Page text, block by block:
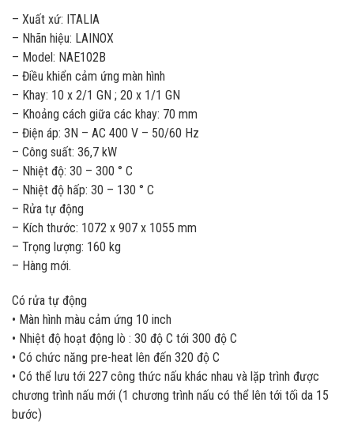
– Xuất xứ: ITALIA
– Nhãn hiệu: LAINOX
– Model: NAE102B
– Điều khiển cảm ứng màn hình
– Khay: 10 x 2/1 GN ; 20 x 1/1 GN
– Khoảng cách giữa các khay: 70 mm
– Điện áp: 3N – AC 400 V – 50/60 Hz
– Công suất: 36,7 kW
– Nhiệt độ: 30 – 300 ° C
– Nhiệt độ hấp: 30 – 130 ° C
– Rửa tự động
– Kích thước: 1072 x 907 x 1055 mm
– Trọng lượng: 160 kg
– Hàng mới.
Có rửa tự động
• Màn hình màu cảm ứng 10 inch
• Nhiệt độ hoạt động lò : 30 độ C tới 300 độ C
• Có chức năng pre-heat lên đến 320 độ C
• Có thể lưu tới 227 công thức nấu khác nhau và lặp trình được
chương trình nấu mới (1 chương trình nấu có thể lên tới tối da 15
bước)